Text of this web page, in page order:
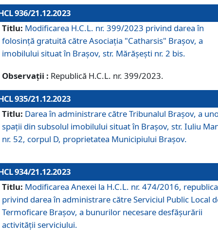
936/21.12.2023
Titlu: Modificarea H.C.L. nr. 399/2023 privind darea în
folosinţă gratuită către Asociaţia "Catharsis" Brașov, a
imobilului situat în Braşov, str. Mărăşeşti nr. 2 bis.
Observații : Republică H.C.L. nr. 399/2023.
935/21.12.2023
Titlu: Darea în administrare către Tribunalul Brașov, a
spații din subsolul imobilului situat în Brașov, str. Iuliu
nr. 52, corpul D, proprietatea Municipiului Brașov.
934/21.12.2023
Titlu: Modificarea Anexei la H.C.L. nr. 474/2016,
privind darea în administrare către Serviciul Public Local
Termoficare Braşov, a bunurilor necesare desfăşurării
activităţii serviciului.